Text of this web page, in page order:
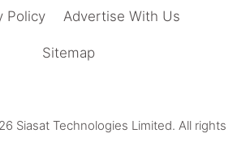
Advertise With Us
Policy
Sitemap
Siasat Technologies Limited. All rights